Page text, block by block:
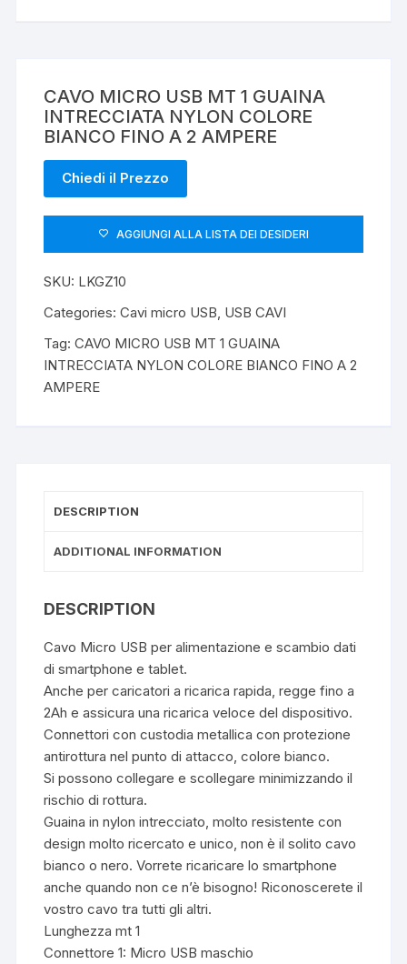
CAVO MICRO USB MT 1 GUAINA
INTRECCIATA NYLON COLORE
BIANCO FINO A 2 AMPERE
Chiedi il Prezzo
AGGIUNGI ALLA LISTA DEI DESIDERI
SKU: LKGZ10
Categories:Cavi micro USB, USB CAVI
Tag:CAVO MICRO USB MT 1 GUAINA
INTRECCIATA NYLON COLORE BIANCO FINO A 2
AMPERE
DESCRIPTION
ADDITIONAL INFORMATION
DESCRIPTION
Cavo Micro USB per alimentazione e scambio dati
di smartphone e tablet.
Anche per caricatori a ricarica rapida, regge fino a
2Ah e assicura una ricarica veloce del dispositivo.
Connettori con custodia metallica con protezione
antirottura nel punto di attacco, colore bianco.
Si possono collegare e scollegare minimizzando il
rischio di rottura.
Guaina in nylon intrecciato, molto resistente con
design molto ricercato e unico, non è il solito cavo
bianco o nero. Vorrete ricaricare lo smartphone
anche quando non ce n’è bisogno! Riconoscerete il
vostro cavo tra tutti gli altri.
Lunghezza mt 1
Connettore 1: Micro USB maschio